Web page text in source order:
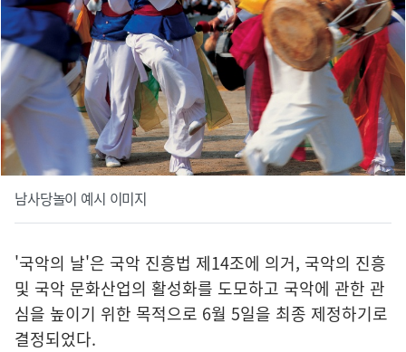
남사당놀이 예시 이미지
'국악의 날'은 국악 진흥법 제14조에 의거, 국악의 진흥
및 국악 문화산업의 활성화를 도모하고 국악에 관한 관
심을 높이기 위한 목적으로 6월 5일을 최종 제정하기로
결정되었다.